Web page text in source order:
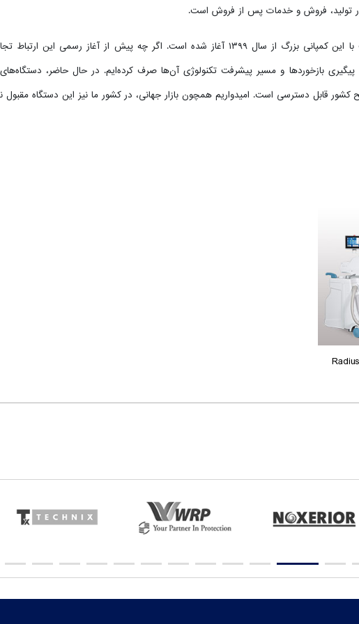
تولید، فروش و خدمات پس از فروش است.
همکاری گروه تجهیزات پزشکی رئوف با این کمپانی بزرگ از سال ۱۳۹۹ آغاز شده است.
کشور قابل دسترسی است. امیدواریم همچون بازار جهانی، در کشور ما نیز این دستگاه مقبول
دستگاه فلوروسکوپی سی‌آرم Radius